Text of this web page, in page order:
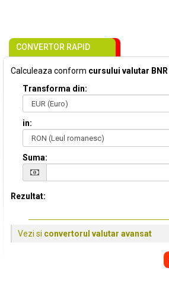
CONVERTOR RAPID
Calculeaza conform cursului valutar BNR
Transforma din:
in:
Suma:
Rezultat:
Vezi si convertorul valutar avansat